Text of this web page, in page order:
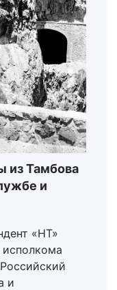
из Тамбова
и
«НТ»
и